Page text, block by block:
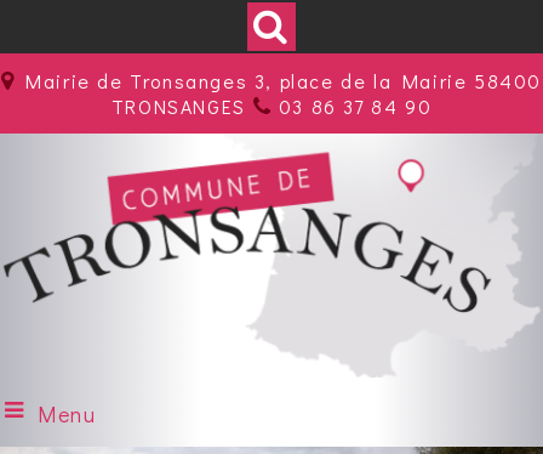
Mairie de Tronsanges 3, place de la Mairie 58400
TRONSANGES
03 86 37 84 90
Menu